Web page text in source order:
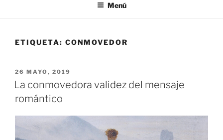
Menú
ETIQUETA: CONMOVEDOR
PUBLICADO
EL
26 MAYO, 2019
La conmovedora validez del mensaje
romántico